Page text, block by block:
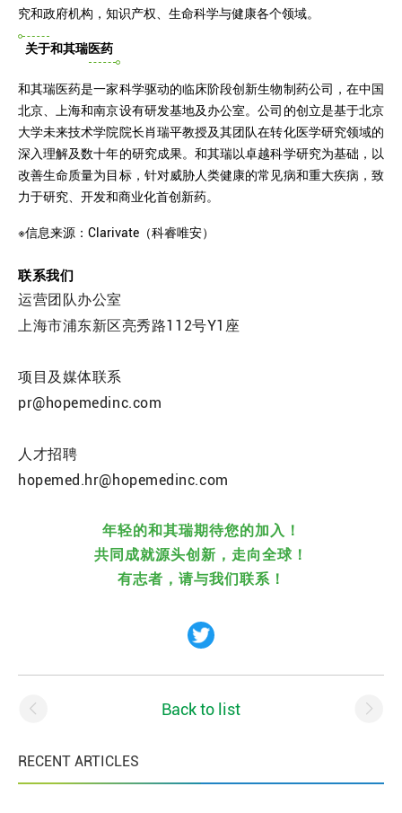
究和政府机构，知识产权、生命科学与健康各个领域。
关于和其瑞医药
和其瑞医药是一家科学驱动的临床阶段创新生物制药公司，在中国
北京、上海和南京设有研发基地及办公室。公司的创立是基于北京
大学未来技术学院院长肖瑞平教授及其团队在转化医学研究领域的
深入理解及数十年的研究成果。和其瑞以卓越科学研究为基础，以
改善生命质量为目标，针对威胁人类健康的常见病和重大疾病，致
力于研究、开发和商业化首创新药。
※信息来源：Clarivate（科睿唯安）
联系我们
运营团队办公室
上海市浦东新区亮秀路112号Y1座
项目及媒体联系
pr@hopemedinc.com
人才招聘
hopemed.hr@hopemedinc.com
年轻的和其瑞期待您的加入！
共同成就源头创新，走向全球！
有志者，请与我们联系！
Back to list
RECENT ARTICLES